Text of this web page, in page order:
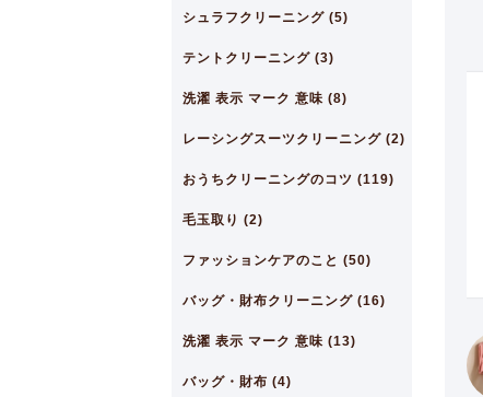
シュラフクリーニング (5)
テントクリーニング (3)
洗濯 表示 マーク 意味 (8)
レーシングスーツクリーニング (2)
おうちクリーニングのコツ (119)
毛玉取り (2)
ファッションケアのこと (50)
バッグ・財布クリーニング (16)
洗濯 表示 マーク 意味 (13)
バッグ・財布 (4)